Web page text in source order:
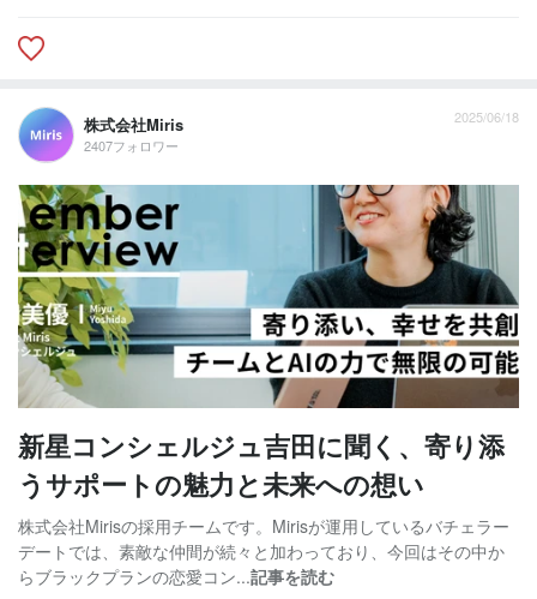
株式会社Miris
2407フォロワー
2025/06/18
新星コンシェルジュ吉田に聞く、寄り添
うサポートの魅力と未来への想い
株式会社Mirisの採用チームです。Mirisが運用しているバチェラー
デートでは、素敵な仲間が続々と加わっており、今回はその中か
らブラックプランの恋愛コン...記事を読む